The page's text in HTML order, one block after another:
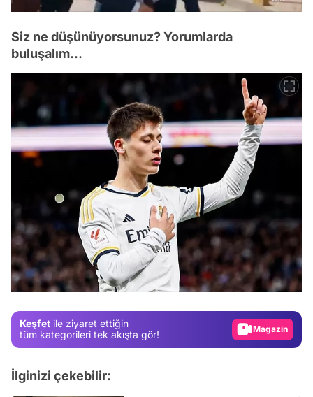
Siz ne düşünüyorsunuz? Yorumlarda
buluşalım...
Keşfet ile ziyaret ettiğin
tüm kategorileri tek akışta gör!
Video
Test
Gündem
Video
İlginizi çekebilir: